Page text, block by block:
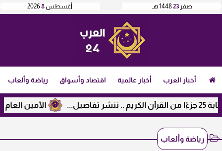
أغسطس8
2026 صفر 231448 هـ
أخبار العرب أخبار عالمية اقتصاد وأسواق رياضة وألعاب
الأمين العام
رياضة وألعاب